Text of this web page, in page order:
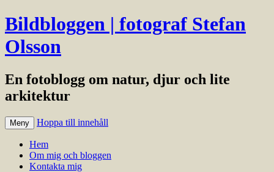
Bildbloggen | fotograf Stefan
Olsson
En fotoblogg om natur, djur och lite
arkitektur
Meny Hoppa till innehåll
Hem
Om mig och bloggen
Kontakta mig